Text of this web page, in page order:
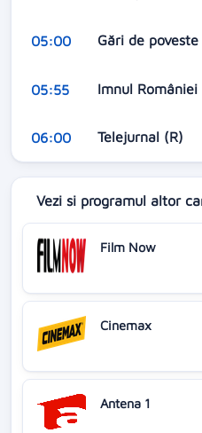
05:00 Gări de poveste
05:55 Imnul României
06:00 Telejurnal (R)
Vezi si programul altor
Film Now
Cinemax
Antena 1